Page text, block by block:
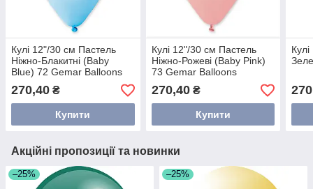
Кулі 12"/30 см Пастель
Ніжно-Блакитні (Baby
Blue) 72 Gemar Balloons
270,40 ₴
Купити
Кулі 12"/30 см Пастель
Ніжно-Рожеві (Baby Pink)
73 Gemar Balloons
270,40₴
Купити
Акційні пропозиції та новинки
–25% –25%